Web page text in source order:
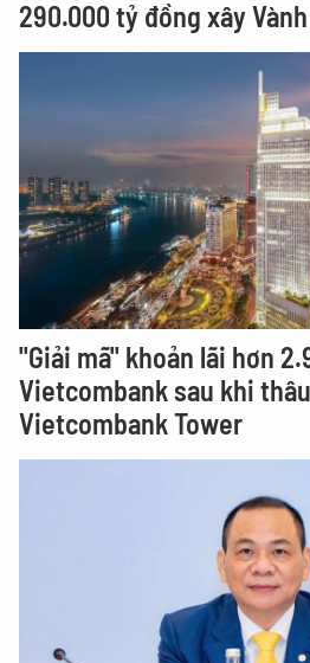
290.000 tỷ đồng xây
"Giải mã" khoản lãi hơn
Vietcombank sau khi
Vietcombank Tower